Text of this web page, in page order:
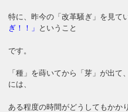
特に、昨今の「改革騒ぎ」を見て
ぎ！！」 ということ
です。
「種」を蒔いてから「芽」が出
には、
ある程度の時間がどうしてもかか